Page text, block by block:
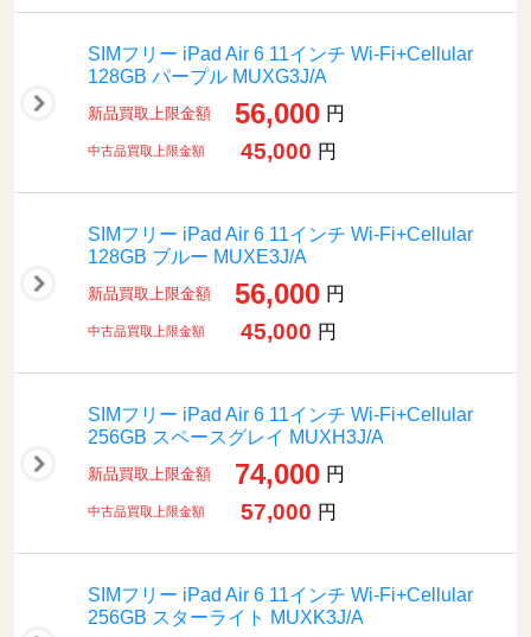
SIMフリー iPad Air 6 11インチ Wi-Fi+Cellular
128GB パープル MUXG3J/A
新品買取上限金額 56,000 円
中古品買取上限金額 45,000 円
SIMフリー iPad Air 6 11インチ Wi-Fi+Cellular
128GB ブルー MUXE3J/A
新品買取上限金額 56,000 円
中古品買取上限金額 45,000 円
SIMフリー iPad Air 6 11インチ Wi-Fi+Cellular
256GB スペースグレイ MUXH3J/A
新品買取上限金額 74,000 円
中古品買取上限金額 57,000 円
SIMフリー iPad Air 6 11インチ Wi-Fi+Cellular
256GB スターライト MUXK3J/A